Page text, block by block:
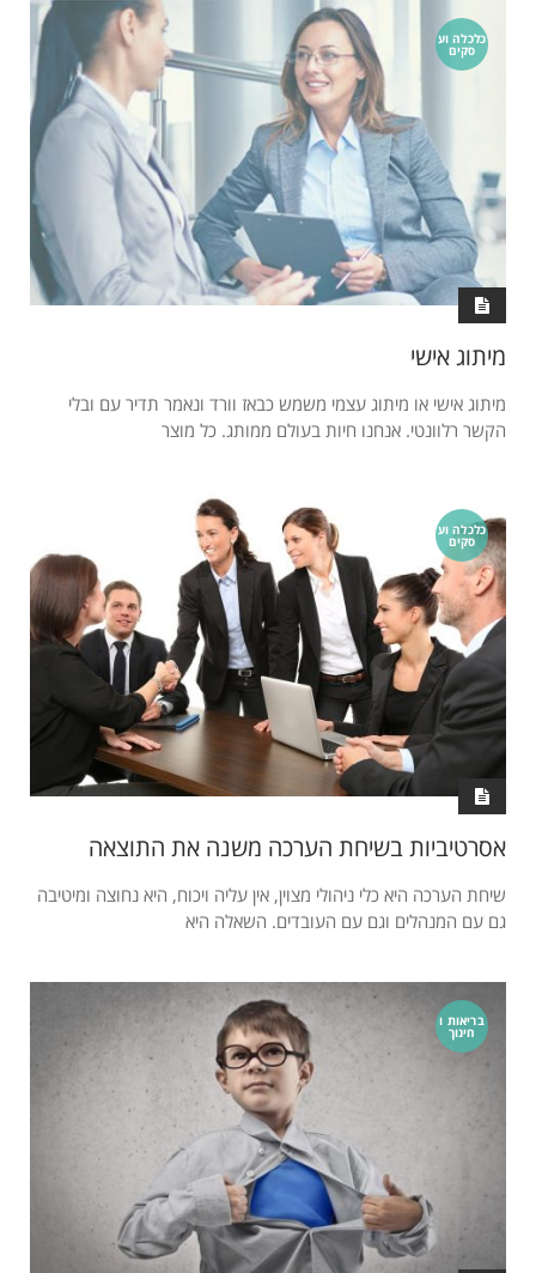
כלכלה וע
סקים
מיתוג אישי
מיתוג אישי או מיתוג עצמי משמש כבאז וורד ונאמר תדיר עם ובלי
הקשר רלוונטי. אנחנו חיות בעולם ממותג. כל מוצר
כלכלה וע
סקים
אסרטיביות בשיחת הערכה משנה את התוצאה
שיחת הערכה היא כלי ניהולי מצוין, אין עליה ויכוח, היא נחוצה ומיטיבה
גם עם המנהלים וגם עם העובדים. השאלה היא
בריאות ו
חינוך